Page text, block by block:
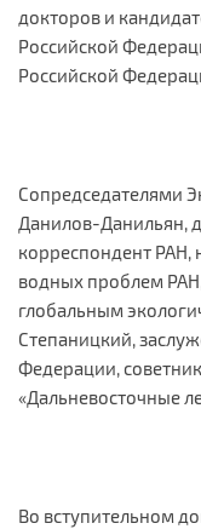
докторов и
Российской
Российской
Сопредседателями
Данилов-Данильян,
корреспондент РАН,
водных проблем
глобальным
Степаницкий,
Федерации,
«Дальневосточные
Во вступительном